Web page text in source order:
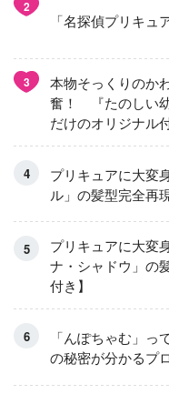
2
「名探偵プリキュ
3
本物そっくりのか
奮！ 『たのしい幼
だけのオリジナ
くるせんたくき」
プリキュアに大
ル」の髪型完全再
プリキュアに大変
ナ・シャドウ」の
付き】
「んぽちゃむ」
の秘密が分かるプ